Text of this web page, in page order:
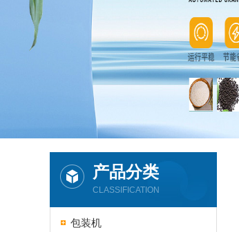
产品分类
CLASSIFICATION
包装机